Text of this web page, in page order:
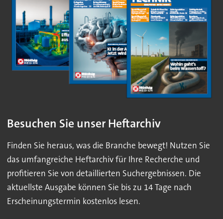
Besuchen Sie unser Heftarchiv
Finden Sie heraus, was die Branche bewegt! Nutzen Sie
das umfangreiche Heftarchiv für Ihre Recherche und
profitieren Sie von detaillierten Suchergebnissen. Die
aktuellste Ausgabe können Sie bis zu 14 Tage nach
Erscheinungstermin kostenlos lesen.